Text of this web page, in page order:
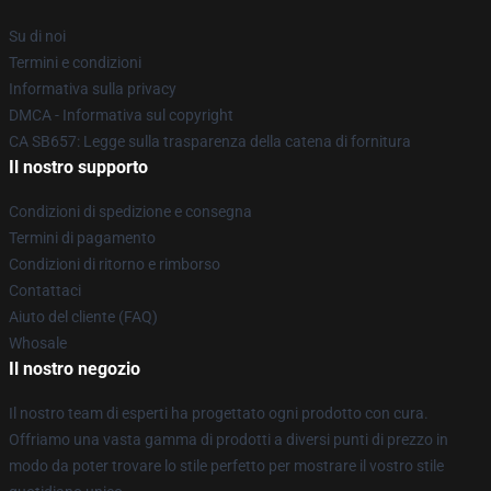
Su di noi
Termini e condizioni
Informativa sulla privacy
DMCA - Informativa sul copyright
CA SB657: Legge sulla trasparenza della catena di fornitura
Il nostro supporto
Condizioni di spedizione e consegna
Termini di pagamento
Condizioni di ritorno e rimborso
Contattaci
Aiuto del cliente (FAQ)
Whosale
Il nostro negozio
Il nostro team di esperti ha progettato ogni prodotto con cura.
Offriamo una vasta gamma di prodotti a diversi punti di prezzo in
modo da poter trovare lo stile perfetto per mostrare il vostro stile